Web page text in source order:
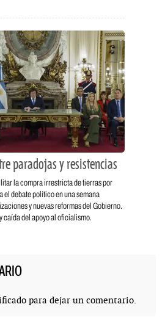
paradojas y resistencias
la compra irrestricta de tierras por
el debate político en una semana
y nuevas reformas del Gobierno.
caída del apoyo al oficialismo.
para dejar un comentario.